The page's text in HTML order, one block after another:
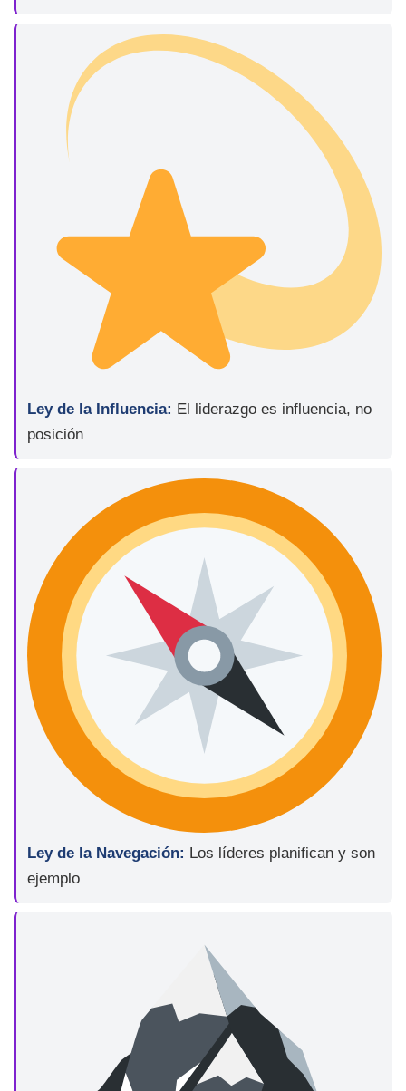
Ley de la Influencia: El liderazgo es influencia, no
posición
Ley de la Navegación: Los líderes planifican y son
ejemplo